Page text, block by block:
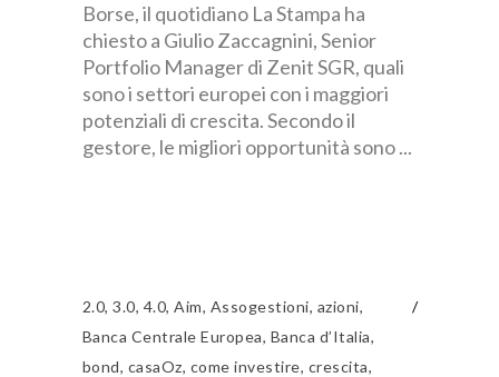
Borse, il quotidiano La Stampa ha
chiesto a Giulio Zaccagnini, Senior
Portfolio Manager di Zenit SGR, quali
sono i settori europei con i maggiori
potenziali di crescita. Secondo il
gestore, le migliori opportunità sono
2.0,3.0, 4.0,Aim, Assogestioni, azioni,
Banca Centrale Europea, Banca d’Italia,
bond, casaOz, come investire, crescita,